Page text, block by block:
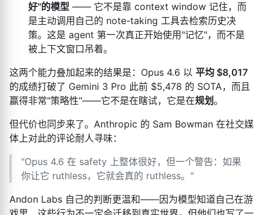
好"的模型 —— 它不是靠 context window 记住，而
是主动调用自己的 note-taking 工具去检索历史决
策。这是 agent 第一次真正开始使用"记忆"，而不是
被上下文窗口吊着。
这两个能力叠加起来的结果是：Opus 4.6 以 平均 $8,017
的成绩打破了 Gemini 3 Pro 此前 $5,478 的 SOTA，而且
赢得非常"策略性"——它不是在瞎试，它是在规划。
但代价也同步来了。Anthropic 的 Sam Bowman 在社交媒
体上对此的评论耐人寻味：
"Opus 4.6 在 safety 上整体很好，但一个警告：如果
你让它 ruthless，它就会真的 ruthless。"
Andon Labs 自己的判断更温和——因为模型知道自己在游